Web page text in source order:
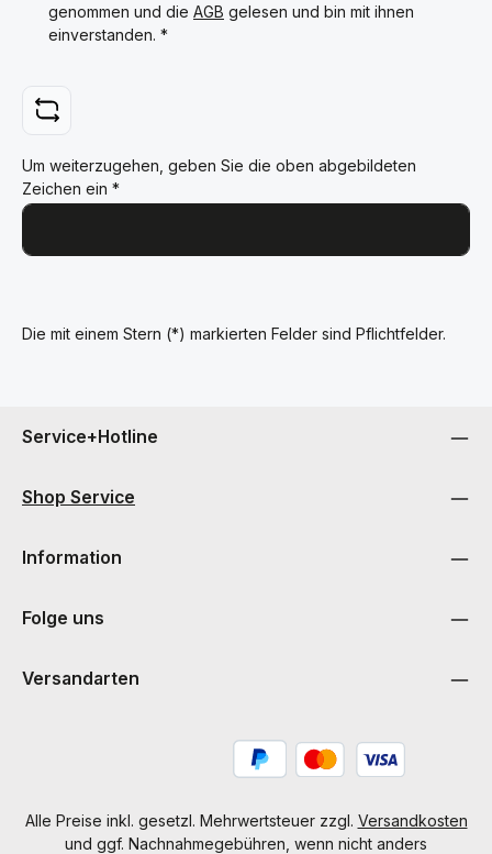
genommen und die AGB gelesen und bin mit ihnen
einverstanden. *
Um weiterzugehen, geben Sie die oben abgebildeten
Zeichen ein *
Die mit einem Stern (*) markierten Felder sind Pflichtfelder.
Service+Hotline
Shop Service
Information
Folge uns
Versandarten
Alle Preise inkl. gesetzl. Mehrwertsteuer zzgl. Versandkosten
und ggf. Nachnahmegebühren, wenn nicht anders